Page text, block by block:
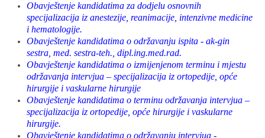
Obavještenje kandidatima za dodjelu osnovnih
specijalizacija iz anestezije, reanimacije, intenzivne medicine
i hematologije.
Obavještenje kandidatima o održavanju ispita - ak-gin
sestra, med. sestra-teh., dipl.ing.med.rad.
Obavještenje kandidatima o izmijenjenom terminu i mjestu
održavanja intervjua – specijalizacija iz ortopedije, opće
hirurgije i vaskularne hirurgije
Obavještenje kandidatima o terminu održavanja intervjua –
specijalizacija iz ortopedije, opće hirurgije i vaskularne
hirurgije.
Obavještenje kandidatima o održavanju intervjua -